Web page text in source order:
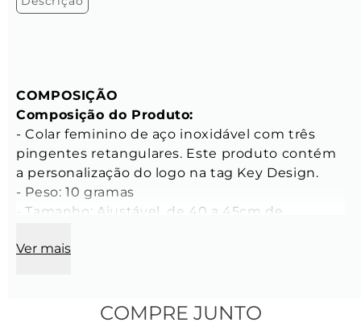
COMPOSIÇÃO
Composição do Produto:
- Colar feminino de aço inoxidável com três
pingentes retangulares. Este produto contém
a personalização do logo na tag Key Design.
- Peso: 10 gramas
- Tamanho: Ajustável, de 40 a 45cm de
- Altura aproximada da peça no corpo: 20 cm a
Ver mais
COMPRE JUNTO